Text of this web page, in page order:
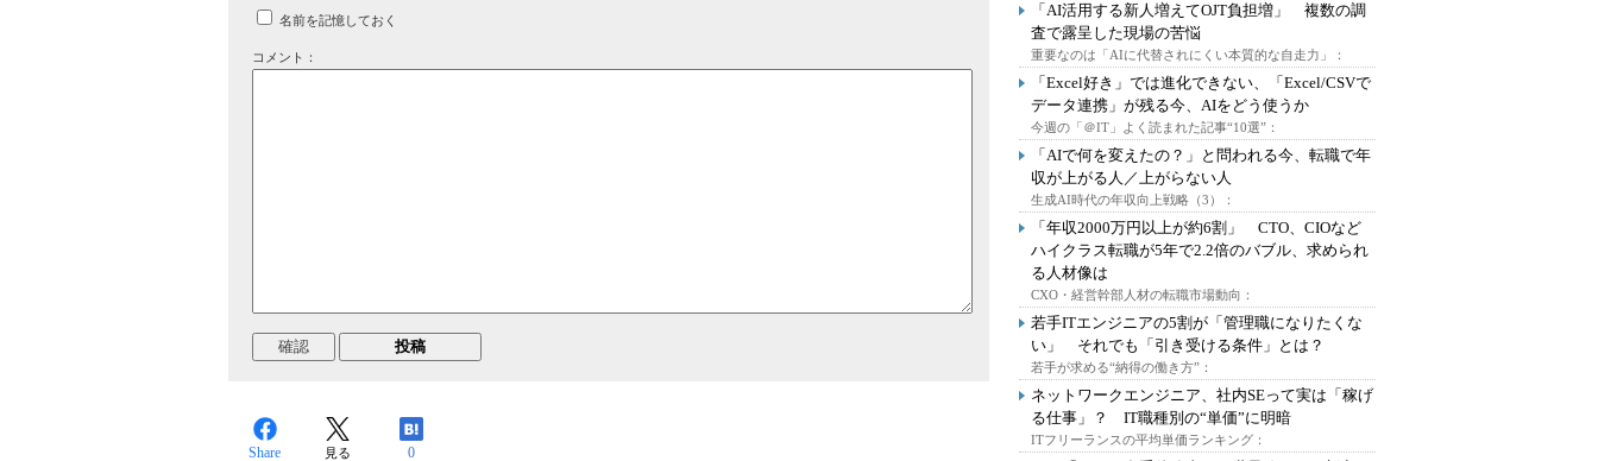
名前を記憶しておく
コメント：
Share 見る 0
「AI活用する新人増えてOJT負担増」 複数の調
査で露呈した現場の苦悩
重要なのは「AIに代替されにくい本質的な自走力」：
「Excel好き」では進化できない、「Excel/CSVで
データ連携」が残る今、AIをどう使うか
今週の「＠IT」よく読まれた記事“10選”：
「AIで何を変えたの？」と問われる今、転職で年
収が上がる人／上がらない人
生成AI時代の年収向上戦略（3）：
「年収2000万円以上が約6割」 CTO、CIOなど
ハイクラス転職が5年で2.2倍のバブル、求められ
る人材像は
CXO・経営幹部人材の転職市場動向：
若手ITエンジニアの5割が「管理職になりたくな
い」 それでも「引き受ける条件」とは？
若手が求める“納得の働き方”：
ネットワークエンジニア、社内SEって実は「稼げ
る仕事」？ IT職種別の“単価”に明暗
ITフリーランスの平均単価ランキング：